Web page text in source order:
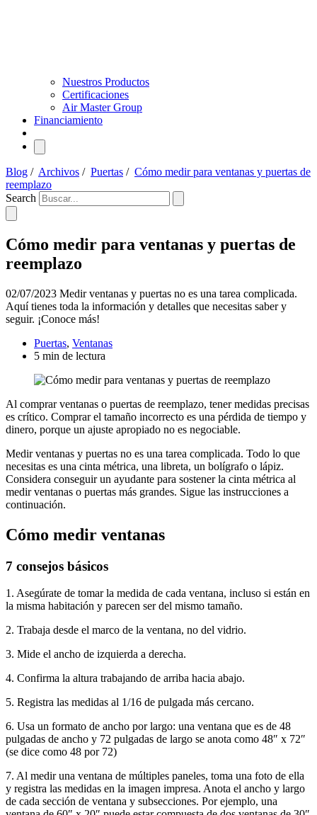
Nuestros Productos
Certificaciones
Air Master Group
Financiamiento
Blog / Archivos / Puertas / Cómo medir para ventanas y puertas de
reemplazo
Search
Cómo medir para ventanas y puertas de
reemplazo
02/07/2023 Medir ventanas y puertas no es una tarea complicada.
Aquí tienes toda la información y detalles que necesitas saber y
seguir. ¡Conoce más!
Puertas, Ventanas
5 min de lectura
Al comprar ventanas o puertas de reemplazo, tener medidas precisas
es crítico. Comprar el tamaño incorrecto es una pérdida de tiempo y
dinero, porque un ajuste apropiado no es negociable.
Medir ventanas y puertas no es una tarea complicada. Todo lo que
necesitas es una cinta métrica, una libreta, un bolígrafo o lápiz.
Considera conseguir un ayudante para sostener la cinta métrica al
medir ventanas o puertas más grandes. Sigue las instrucciones a
continuación.
Cómo medir ventanas
7 consejos básicos
1. Asegúrate de tomar la medida de cada ventana, incluso si están en
la misma habitación y parecen ser del mismo tamaño.
2. Trabaja desde el marco de la ventana, no del vidrio.
3. Mide el ancho de izquierda a derecha.
4. Confirma la altura trabajando de arriba hacia abajo.
5. Registra las medidas al 1/16 de pulgada más cercano.
6. Usa un formato de ancho por largo: una ventana que es de 48
pulgadas de ancho y 72 pulgadas de largo se anota como 48″ x 72″
(se dice como 48 por 72)
7. Al medir una ventana de múltiples paneles, toma una foto de ella
y registra las medidas en la imagen impresa. Anota el ancho y largo
de cada sección de ventana y subsecciones. Por ejemplo, una